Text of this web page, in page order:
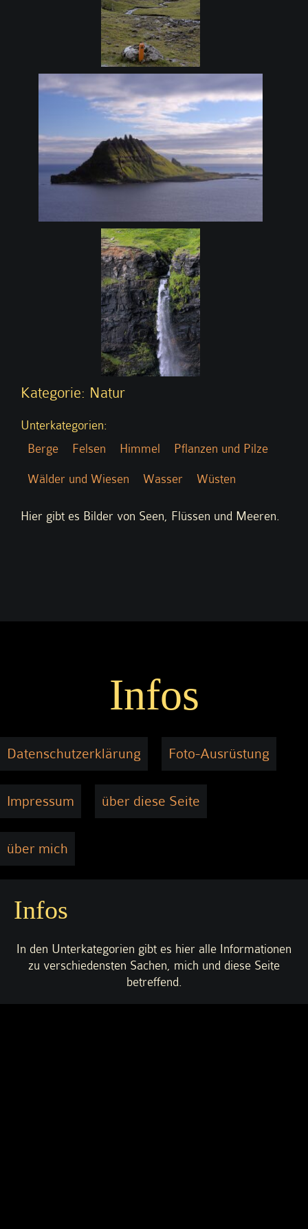
Kategorie: Natur
Unterkategorien:
Berge
Felsen Himmel Pflanzen und Pilze
Wälder und Wiesen Wasser Wüsten
Hier gibt es Bilder von Seen, Flüssen und Meeren.
Infos
Datenschutzerklärung Foto-Ausrüstung
Impressum über diese Seite
über mich
Infos
In den Unterkategorien gibt es hier alle Informationen
zu verschiedensten Sachen, mich und diese Seite
betreffend.